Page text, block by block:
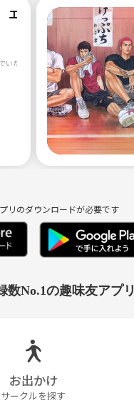
エンジョイアブル
リのダウンロードが必要です
数No.1の趣味友アプリ
お出かけ
サークルを探す